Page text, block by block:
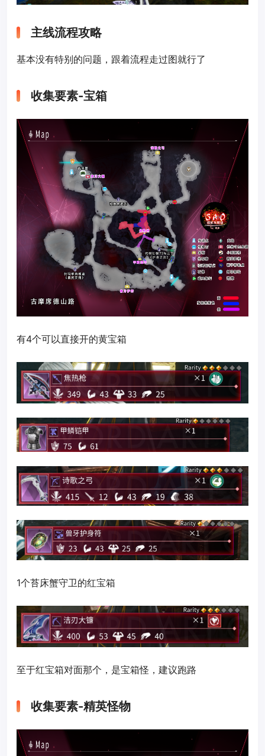
主线流程攻略
基本没有特别的问题，跟着流程走过图就行了
收集要素-宝箱
有4个可以直接开的黄宝箱
1个苔床蟹守卫的红宝箱
至于红宝箱对面那个，是宝箱怪，建议跑路
收集要素-精英怪物